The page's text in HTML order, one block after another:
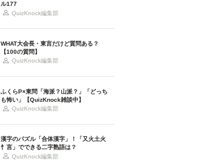
ル177
QuizKnock編集部
WHAT大会長・東言だけど質問ある？
【100の質問】
QuizKnock編集部
ふくらP×東問「海派？山派？」「どっち
も怖い」【QuizKnock雑談中】
QuizKnock編集部
漢字のパズル「合体漢字」！「又火土火
忄言」でできる二字熟語は？
QuizKnock編集部